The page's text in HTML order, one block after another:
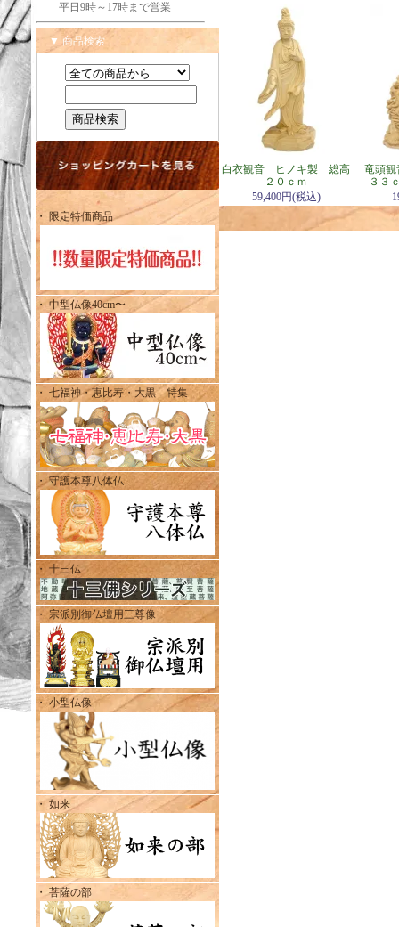
平日9時～17時まで営業
▼ 商品検索
・ 限定特価商品
・ 中型仏像40cm〜
・ 七福神・恵比寿・大黒 特集
・ 守護本尊八体仏
・ 十三仏
・ 宗派別御仏壇用三尊像
・ 小型仏像
・ 如来
・ 菩薩の部
白衣観音 ヒノキ製 総高
２０ｃｍ
59,400円(税込)
竜頭
３３